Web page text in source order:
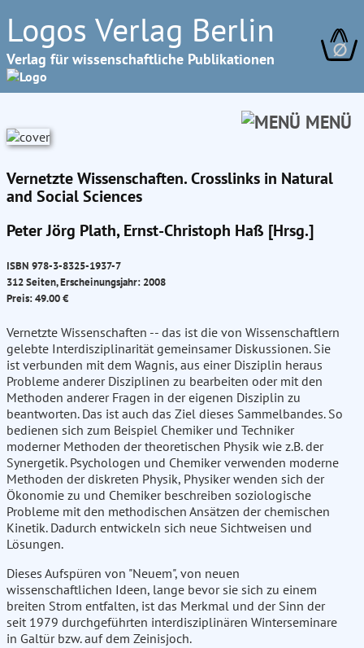
Logos Verlag Berlin
Verlag für wissenschaftliche Publikationen ∅
MENÜ
Vernetzte Wissenschaften. Crosslinks in Natural
and Social Sciences
Peter Jörg Plath, Ernst-Christoph Haß [Hrsg.]
ISBN 978-3-8325-1937-7
312 Seiten, Erscheinungsjahr: 2008
Preis: 49.00 €
Vernetzte Wissenschaften -- das ist die von Wissenschaftlern
gelebte Interdisziplinarität gemeinsamer Diskussionen. Sie
ist verbunden mit dem Wagnis, aus einer Disziplin heraus
Probleme anderer Disziplinen zu bearbeiten oder mit den
Methoden anderer Fragen in der eigenen Disziplin zu
beantworten. Das ist auch das Ziel dieses Sammelbandes. So
bedienen sich zum Beispiel Chemiker und Techniker
moderner Methoden der theoretischen Physik wie z.B. der
Synergetik. Psychologen und Chemiker verwenden moderne
Methoden der diskreten Physik, Physiker wenden sich der
Ökonomie zu und Chemiker beschreiben soziologische
Probleme mit den methodischen Ansätzen der chemischen
Kinetik. Dadurch entwickeln sich neue Sichtweisen und
Lösungen.
Dieses Aufspüren von "Neuem", von neuen
wissenschaftlichen Ideen, lange bevor sie sich zu einem
breiten Strom entfalten, ist das Merkmal und der Sinn der
seit 1979 durchgeführten interdisziplinären Winterseminare
in Galtür bzw. auf dem Zeinisjoch.